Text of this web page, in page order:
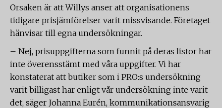
Orsaken är att Willys anser att organisationens
tidigare prisjämförelser varit missvisande. Företaget
hänvisar till egna undersökningar.
– Nej, prisuppgifterna som funnit på deras listor har
inte överensstämt med våra uppgifter. Vi har
konstaterat att butiker som i PRO:s undersökning
varit billigast har enligt vår undersökning inte varit
det, säger Johanna Eurén, kommunikationsansvarig